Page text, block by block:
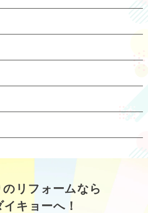
のリフォームなら
イキョーへ！